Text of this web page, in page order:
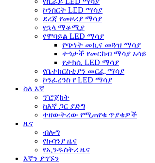
ኮንሰርት LED ማሳያ
ደረጃ የመዞሪያ ማሳያ
የኋላ ማቆሚያ
የሞባይል LED ማሳያ
የጭነት መኪና መጓዝ ማሳያ
ተጎታች የመርከብ ማሳያ አሳይ
የታክሲ LED ማሳያ
የቤተክርስቲያን መርፌ ማሳያ
ኮንፈረንስ የ LED ማሳያ
ስለ እኛ
ፕሮጀክት
ከእኛ ጋር ያድግ
ተዘውትረው የሚጠየቁ ጥያቄዎች
ዜና
ብሎግ
የኩባንያ ዜና
የኢንዱስትሪ ዜና
እኛን ያግኙን